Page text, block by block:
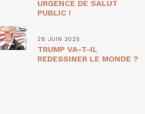
URGENCE DE SALUT
PUBLIC !
28 JUIN 2025
TRUMP VA-T-IL
REDESSINER LE MONDE ?